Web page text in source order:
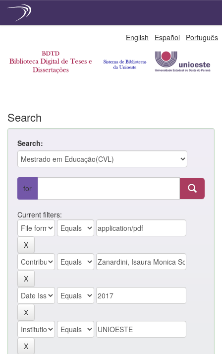
English Español Português
Search
Search:
for
Current filters: